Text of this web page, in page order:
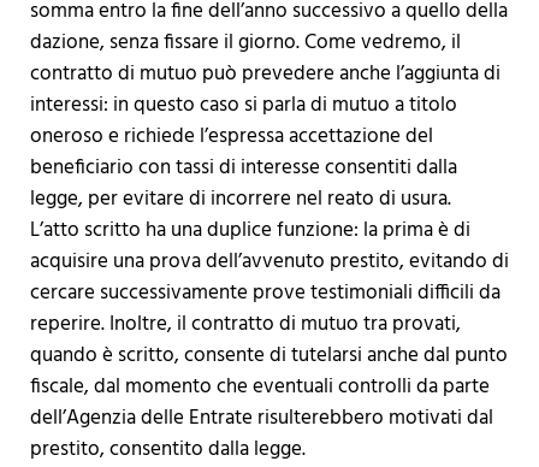
somma entro la fine dell’anno successivo a quello della
dazione, senza fissare il giorno. Come vedremo, il
contratto di mutuo può prevedere anche l’aggiunta di
interessi: in questo caso si parla di mutuo a titolo
oneroso e richiede l’espressa accettazione del
beneficiario con tassi di interesse consentiti dalla
legge, per evitare di incorrere nel reato di usura.
L’atto scritto ha una duplice funzione: la prima è di
acquisire una prova dell’avvenuto prestito, evitando di
cercare successivamente prove testimoniali difficili da
reperire. Inoltre, il contratto di mutuo tra provati,
quando è scritto, consente di tutelarsi anche dal punto
fiscale, dal momento che eventuali controlli da parte
dell’Agenzia delle Entrate risulterebbero motivati dal
prestito, consentito dalla legge.